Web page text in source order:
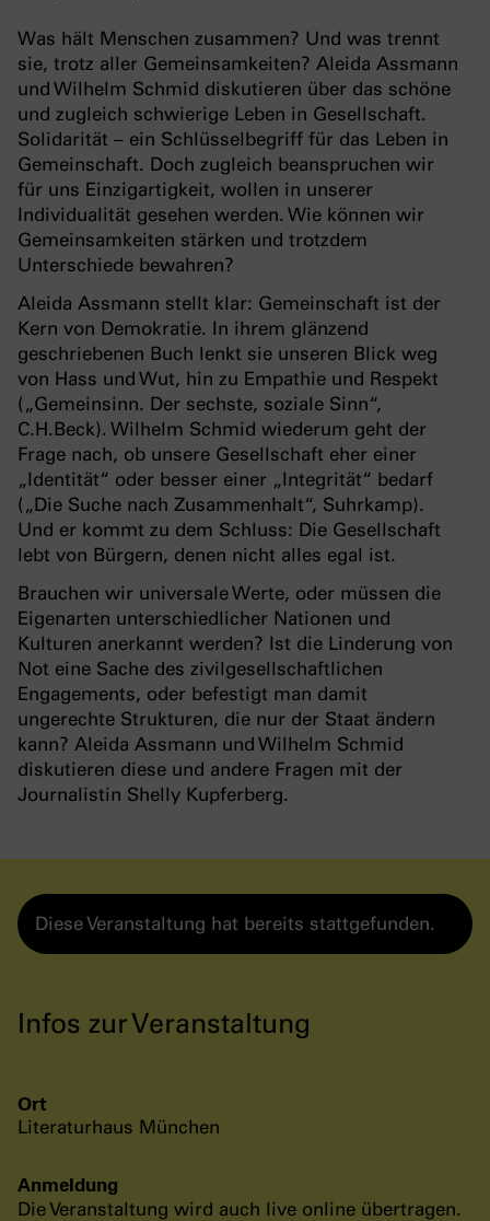
Was hält Menschen zusammen? Und was trennt
sie, trotz aller Gemeinsamkeiten? Aleida Assmann
und Wilhelm Schmid diskutieren über das schöne
und zugleich schwierige Leben in Gesellschaft.
Solidarität – ein Schlüsselbegriff für das Leben in
Gemeinschaft. Doch zugleich beanspruchen wir
für uns Einzigartigkeit, wollen in unserer
Individualität gesehen werden. Wie können wir
Gemeinsamkeiten stärken und trotzdem
Unterschiede bewahren?
Aleida Assmann stellt klar: Gemeinschaft ist der
Kern von Demokratie. In ihrem glänzend
geschriebenen Buch lenkt sie unseren Blick weg
von Hass und Wut, hin zu Empathie und Respekt
(„Gemeinsinn. Der sechste, soziale Sinn“,
C.H.Beck). Wilhelm Schmid wiederum geht der
Frage nach, ob unsere Gesellschaft eher einer
„Identität“ oder besser einer „Integrität“ bedarf
(„Die Suche nach Zusammenhalt“, Suhrkamp).
Und er kommt zu dem Schluss: Die Gesellschaft
lebt von Bürgern, denen nicht alles egal ist.
Brauchen wir universale Werte, oder müssen die
Eigenarten unterschiedlicher Nationen und
Kulturen anerkannt werden? Ist die Linderung von
Not eine Sache des zivilgesellschaftlichen
Engagements, oder befestigt man damit
ungerechte Strukturen, die nur der Staat ändern
kann? Aleida Assmann und Wilhelm Schmid
diskutieren diese und andere Fragen mit der
Journalistin Shelly Kupferberg.
Diese Veranstaltung hat bereits stattgefunden.
Infos zur Veranstaltung
Ort
Literaturhaus München
Anmeldung
Die Veranstaltung wird auch live online übertragen.